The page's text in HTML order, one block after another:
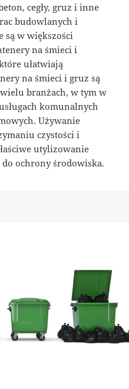
cegły, gruz i inne
budowlanych i
są w większości
na śmieci i
ułatwiają
na śmieci i gruz są
branżach, w tym w
komunalnych
Używanie
czystości i
utylizowanie
ochrony środowiska.